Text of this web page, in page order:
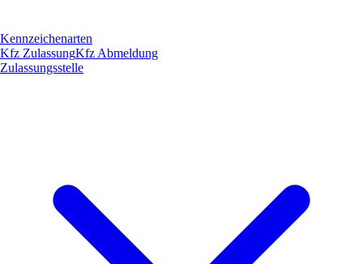
Kennzeichenarten
Kfz ZulassungKfz Abmeldung
Zulassungsstelle